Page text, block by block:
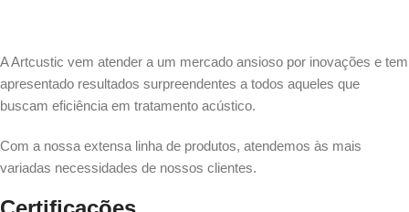
A Artcustic vem atender a um mercado ansioso por inovações e tem
apresentado resultados surpreendentes a todos aqueles que
buscam eficiência em tratamento acústico.
Com a nossa extensa linha de produtos, atendemos às mais
variadas necessidades de nossos clientes.